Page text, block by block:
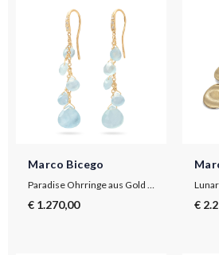
Marco Bicego
Paradise Ohrringe aus Gold mit Aquamarin und Diamanten
€ 1.270,00 €